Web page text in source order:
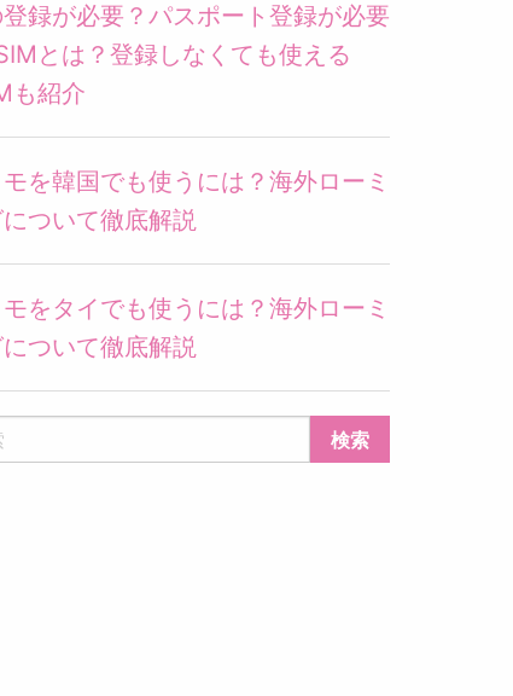
録が必要？パスポート登録が必要
とは？登録しなくても使える
も紹介
モを韓国でも使うには？海外ローミ
ついて徹底解説
モをタイでも使うには？海外ローミ
ついて徹底解説